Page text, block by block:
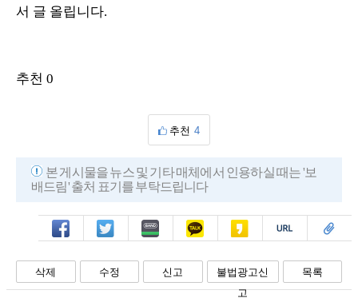
서 글 올립니다.
추천 0
추천 4
본 게시물을 뉴스 및 기타 매체에서 인용하실 때는 '보
배드림' 출처 표기를 부탁드립니다
페북 트윗 밴드 카톡 카스 복사 스크랩
삭제 수정 신고
불법광고신
고
목록